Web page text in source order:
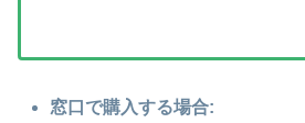
窓口で購入する場合: